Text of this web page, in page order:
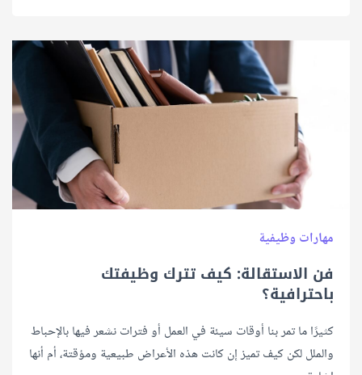
مهارات وظيفية
فن الاستقالة: كيف تترك وظيفتك
باحترافية؟
كثيرًا ما تمر بنا أوقات سيئة في العمل أو فترات نشعر فيها بالإحباط
والملل لكن كيف تميز إن كانت هذه الأعراض طبيعية ومؤقتة، أم أنها